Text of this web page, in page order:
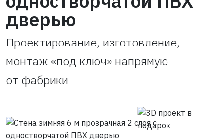
дверью
Проектирование, изготовление,
монтаж «под ключ» напрямую
от фабрики